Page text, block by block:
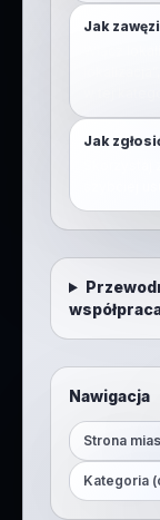
Jak
Jak
Nawigacja
Strona
Kategoria